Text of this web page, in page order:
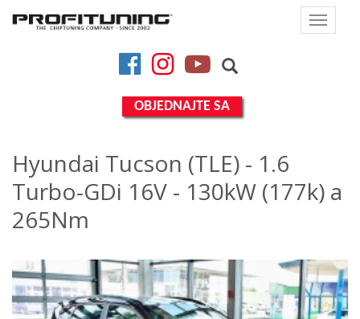
Toggle
FacebookInstagramYouTube
OBJEDNAJTE SA
Hyundai Tucson (TLE) - 1.6
Turbo-GDi 16V - 130kW (177k) a
265Nm